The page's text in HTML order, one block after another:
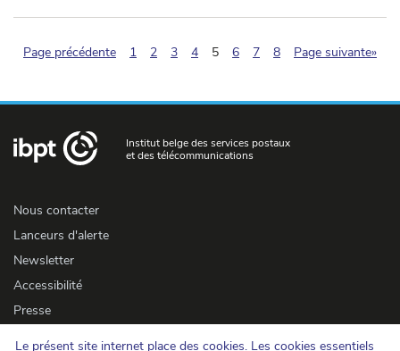
Le présent site internet place des cookies. Les cookies essentiels
Page précédente 1 2 3 4 5(pagination.current)
6 7 8 Page suivante»
Institut belge des services postaux
et des télécommunications
Nous contacter
Lanceurs d'alerte
Newsletter
Accessibilité
Presse